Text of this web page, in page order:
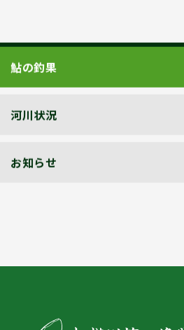
鮎の釣果
河川状況
お知らせ